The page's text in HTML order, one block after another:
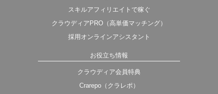
スキルアフィリエイトで稼ぐ
クラウディアPRO（高単価マッチング）
採用オンラインアシスタント
お役立ち情報
クラウディア会員特典
Crarepo（クラレポ）